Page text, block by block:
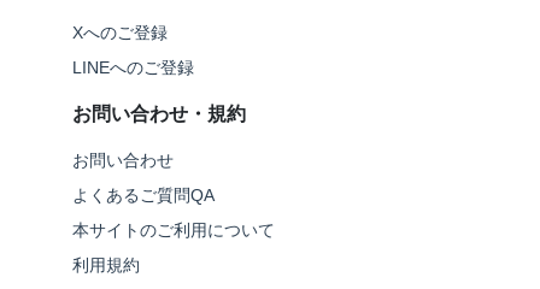
Xへのご登録
LINEへのご登録
お問い合わせ・規約
お問い合わせ
よくあるご質問QA
本サイトのご利用について
利用規約